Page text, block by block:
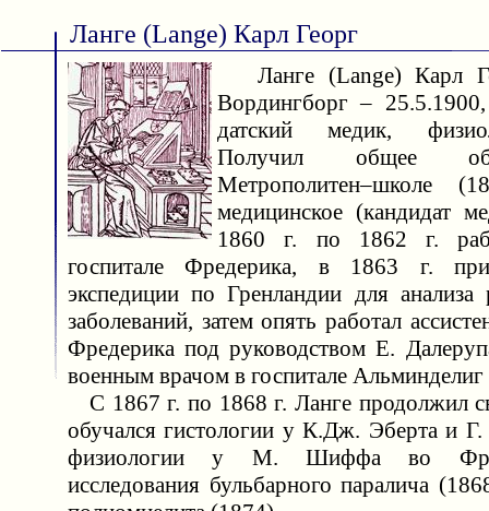
Ланге (Lange) Карл Георг
Ланге (Lange) Карл
Вордингборг –
датский медик,
Получил общее
Метрополитен–школе
медицинское (кандидат
1860 г. по 1862 г.
госпитале Фредерика, в 1863 г.
экспедиции по Гренландии для анализа
заболеваний, затем опять работал
Фредерика под руководством Е.
военным врачом в госпитале
С 1867 г. по 1868 г. Ланге продолжил
обучался гистологии у К.Дж. Эберта и
физиологии у М. Шиффа во
исследования бульбарного паралича